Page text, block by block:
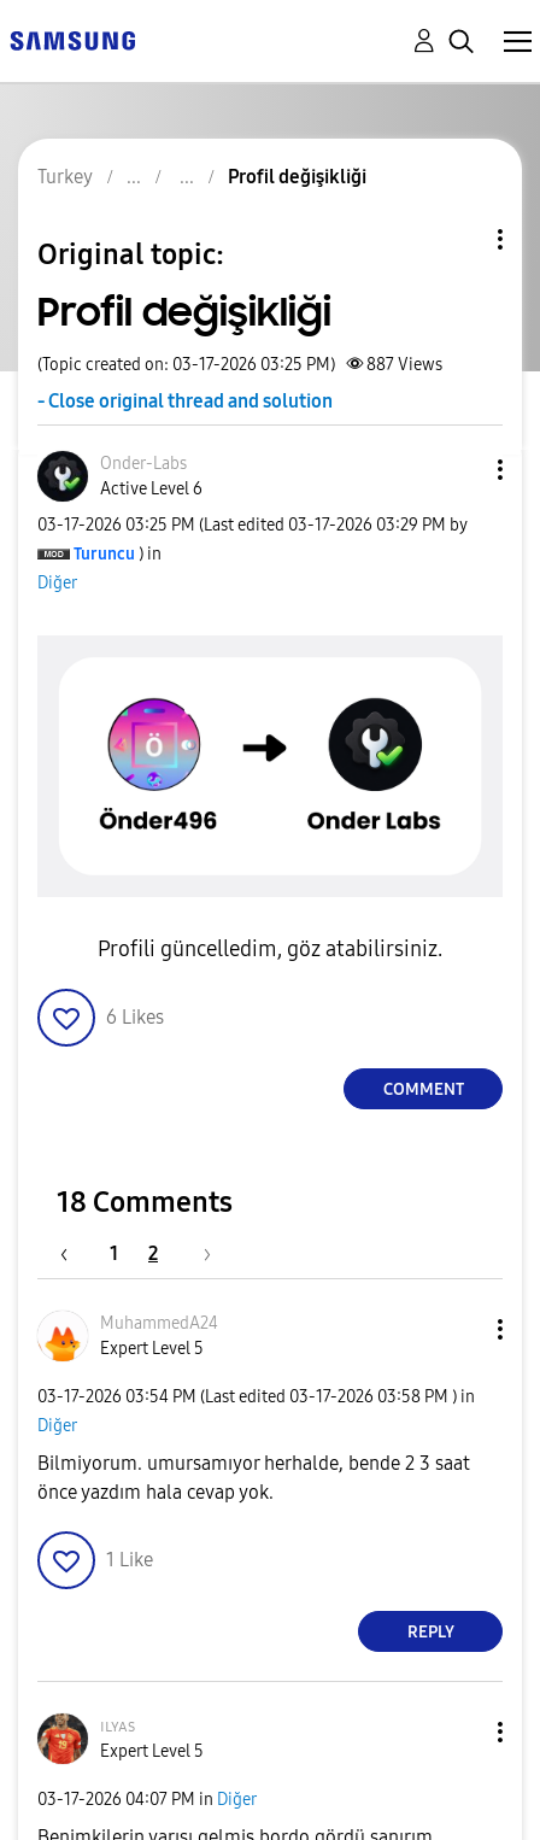
Turkey Profil değişikliği
Original topic:
Profil değişikliği
(Topic created on: 03-17-2026 03:25 PM) 887Views
- Close original thread and solution
Onder-Labs
Active Level 6
‎03-17-2026 03:25 PM (Last edited ‎03-17-2026 03:29 PM by
Turuncu ) in
Diğer
Profili güncelledim, göz atabilirsiniz.
6 Likes
COMMENT
18 Comments
1 2
MuhammedA24
Expert Level 5
‎03-17-2026 03:54 PM (Last edited ‎03-17-2026 03:58 PM ) in
Diğer
Bilmiyorum. umursamıyor herhalde, bende 2 3 saat
önce yazdım hala cevap yok.
1 Like
REPLY
ɪʟʏᴀs
Expert Level 5
‎03-17-2026 04:07 PM in Diğer